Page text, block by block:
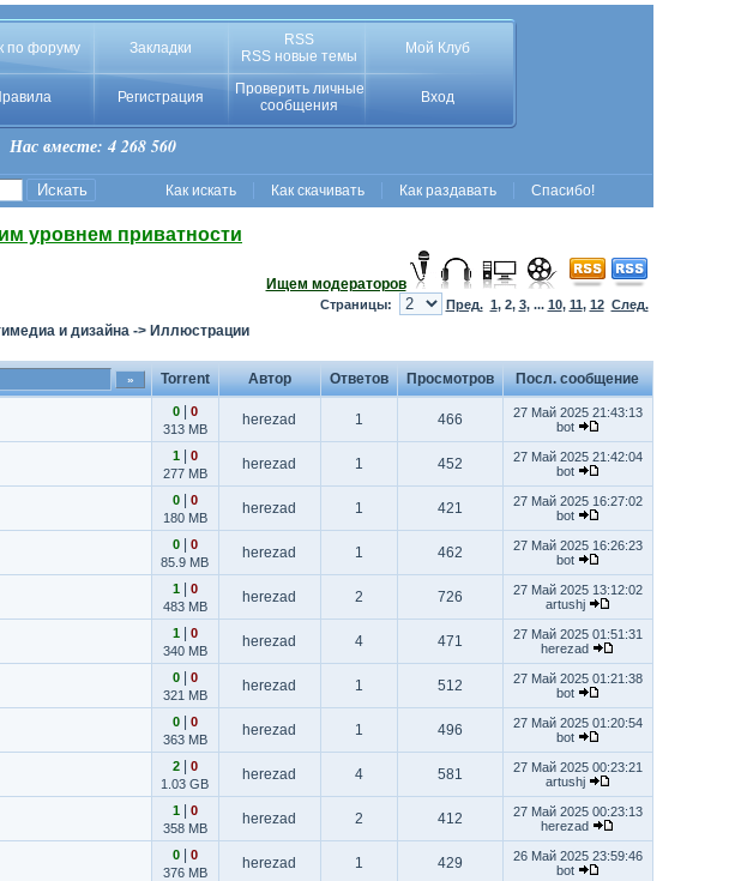
по форуму Закладки
RSS
RSS новые темы
Мой Клуб
Регистрация
Проверить личные
сообщения
Вход
Нас вместе: 4 268 560
Как искать Как скачивать Как раздавать Спасибо!
уровнем приватности
Ищем модераторов
Страницы: Пред. 1, 2, 3, ... 10, 11, 12 След.
и дизайна-> Иллюстрации
Torrent Автор Ответов Просмотров Посл. сообщение
0|
0
313 MB
herezad 1 466
27 Май 2025 21:43:13
bot
1|
0
277 MB
herezad 1 452
27 Май 2025 21:42:04
bot
0|
0
180 MB
herezad 1 421
27 Май 2025 16:27:02
bot
0|
0
85.9 MB
herezad 1 462
27 Май 2025 16:26:23
bot
1|
0
483 MB
herezad 2 726
27 Май 2025 13:12:02
artushj
1|
0
340 MB
herezad 4 471
27 Май 2025 01:51:31
herezad
0|
0
321 MB
herezad 1 512
27 Май 2025 01:21:38
bot
0|
0
363 MB
herezad 1 496
27 Май 2025 01:20:54
bot
2|
0
1.03 GB
herezad 4 581
27 Май 2025 00:23:21
artushj
1|
0
358 MB
herezad 2 412
27 Май 2025 00:23:13
herezad
0|
0
376 MB
herezad 1 429
26 Май 2025 23:59:46
bot